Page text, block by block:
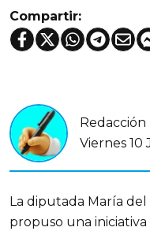
Compartir:
Redacción
Viernes 10
La diputada María
propuso una